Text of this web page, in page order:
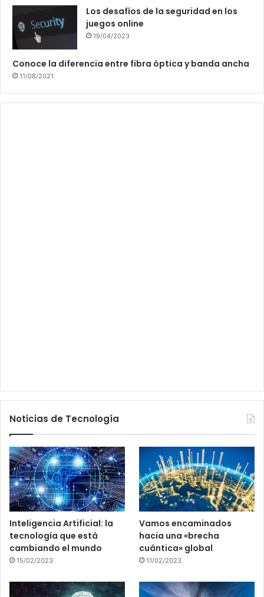
Los desafíos de la seguridad en los
juegos online
19/04/2023
Conoce la diferencia entre fibra óptica y banda ancha
11/08/2021
Noticias de Tecnología
Inteligencia Artificial: la
tecnología que está
cambiando el mundo
15/02/2023
Vamos encaminados
hacia una «brecha
cuántica» global
11/02/2023